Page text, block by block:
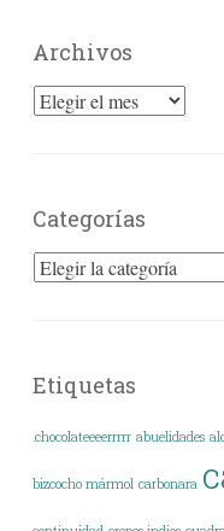
Archivos
Archivos
Categorías
Categorías
Etiquetas
.chocolateeeerrrrr abuelidades
bizcocho mármol carbonara